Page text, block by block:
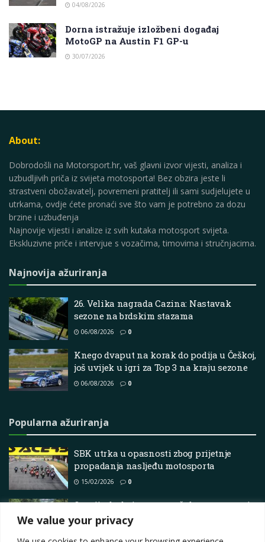
We value your privacy
04/08/2026
Dorna istražuje izložbeni događaj
MotoGP na Austin F1 GP-u
30/07/2026
About:
Dobrodošli na Motorsport.hr, vaš glavni izvor vijesti, analiza i
uzbudljivih priča iz svijeta motosporta! Bez obzira jeste li
strastveni obožavatelj, povremeni pratitelj ili sami sudjelujete u
utrkama, ovdje ćete pronaći sve što vam je potrebno za dozu
brzine i uzbuđenja
Najnovije vijesti i analize iz svih kutaka motosport svijeta.
Ekskluzivne priče i intervjue s vozačima, timovima i stručnjacima.
Najnovija ažuriranja
26. Velika nagrada Cazina: Nastavak
sezone na brdskim stazama
06/08/2026 0
Knego dvaput na korak do podija u Češkoj,
još uvijek u igri za Top 3 na kraju sezone
06/08/2026 0
Popularna ažuriranja
SBK utrka u opasnosti zbog prijetnje
propadanja nasljeđu motosporta
15/02/2026 0
Osvojite brda i staze – vaše brzo putovanje
započinje ovdje